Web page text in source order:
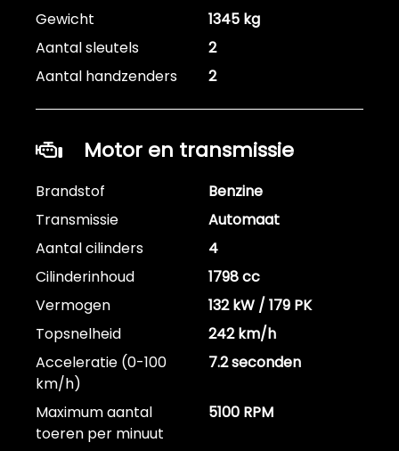
Gewicht
1345 kg
Aantal sleutels
2
Aantal handzenders
2
Motor en transmissie
Brandstof
Benzine
Transmissie
Automaat
Aantal cilinders
4
Cilinderinhoud
1798 cc
Vermogen
132 kW / 179 PK
Topsnelheid
242 km/h
Acceleratie (0-100
km/h)
7.2 seconden
Maximum aantal
toeren per minuut
5100 RPM